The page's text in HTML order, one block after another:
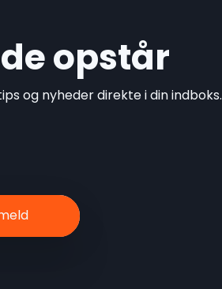
opstår
og nyheder direkte i din indboks.